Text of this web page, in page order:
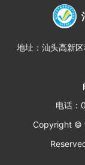
地址： 汕头高新
电话：
Copyright ©